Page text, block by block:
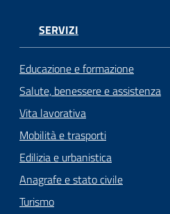
SERVIZI
Educazione e formazione
Salute, benessere e assistenza
Vita lavorativa
Mobilità e trasporti
Edilizia e urbanistica
Anagrafe e stato civile
Turismo